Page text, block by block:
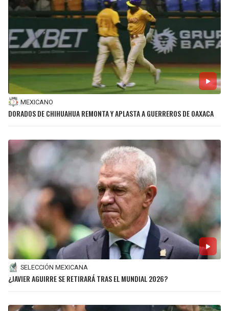
MEXICANO
DORADOS DE CHIHUAHUA REMONTA Y APLASTA A GUERREROS DE OAXACA
SELECCIÓN MEXICANA
¿JAVIER AGUIRRE SE RETIRARÁ TRAS EL MUNDIAL 2026?